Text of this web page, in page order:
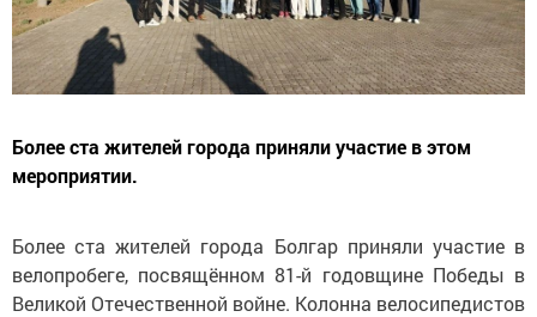
Более ста жителей города приняли участие в этом
мероприятии.
Более ста жителей города Болгар приняли участие в
велопробеге, посвящённом 81-й годовщине Победы в
Великой Отечественной войне. Колонна велосипедистов